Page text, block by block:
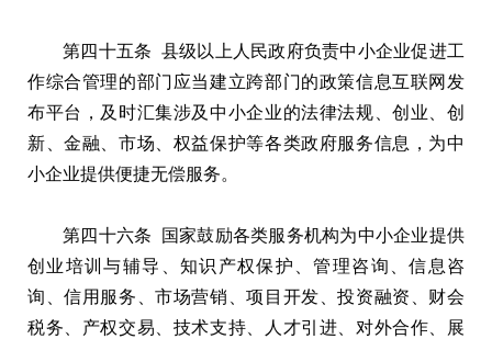
第四十五条 县级以上人民政府负责中小企业促进工
作综合管理的部门应当建立跨部门的政策信息互联网发
布平台，及时汇集涉及中小企业的法律法规、创业、创
新、金融、市场、权益保护等各类政府服务信息，为中
小企业提供便捷无偿服务。
第四十六条 国家鼓励各类服务机构为中小企业提供
创业培训与辅导、知识产权保护、管理咨询、信息咨
询、信用服务、市场营销、项目开发、投资融资、财会
税务、产权交易、技术支持、人才引进、对外合作、展